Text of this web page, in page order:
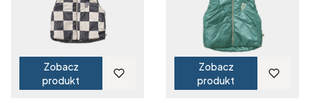
Zobacz
produkt
Zobacz
produkt